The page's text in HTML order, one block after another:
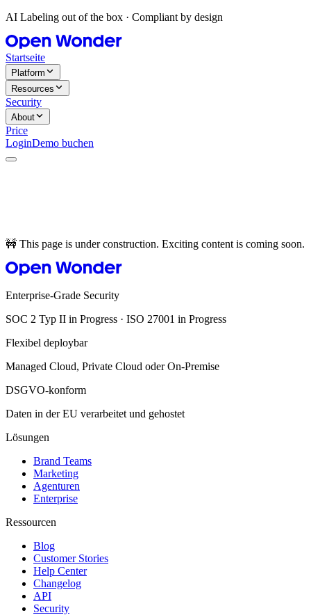
AI Labeling out of the box · Compliant by design
Startseite
Platform
Resources
Security
About
Price
LoginDemo buchen
🚧 This page is under construction. Exciting content is coming soon.
Enterprise-Grade Security
SOC 2 Typ II in Progress · ISO 27001 in Progress
Flexibel deploybar
Managed Cloud, Private Cloud oder On-Premise
DSGVO-konform
Daten in der EU verarbeitet und gehostet
Lösungen
Brand Teams
Marketing
Agenturen
Enterprise
Ressourcen
Blog
Customer Stories
Help Center
Changelog
API
Security